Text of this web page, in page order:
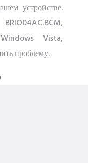
устройстве.
Vista,
проблему.